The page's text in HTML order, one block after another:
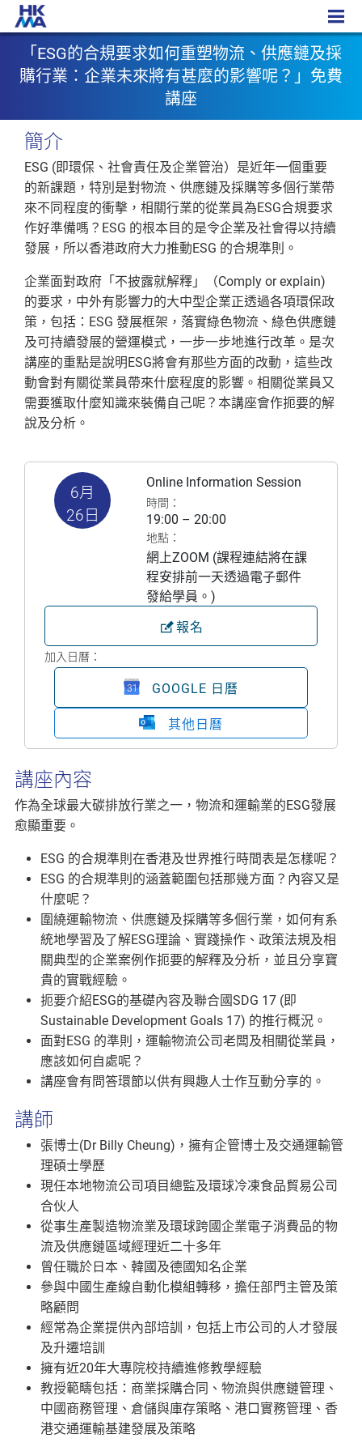
Logistics講座
「ESG的合規要求如何重塑物流、供應鏈及採
購行業：企業未來將有甚麼的影響呢？」免費
講座
簡介
ESG (即環保、社會責任及企業管治）是近年一個重要
的新課題，特別是對物流、供應鏈及採購等多個行業帶
來不同程度的衝擊，相關行業的從業員為ESG合規要求
作好準備嗎？ESG 的根本目的是令企業及社會得以持續
發展，所以香港政府大力推動ESG 的合規準則。
企業面對政府「不披露就解釋」（Comply or explain)
的要求，中外有影響力的大中型企業正透過各項環保政
策，包括：ESG 發展框架，落實綠色物流、綠色供應鏈
及可持續發展的營運模式，一步一步地進行改革。是次
講座的重點是說明ESG將會有那些方面的改動，這些改
動會對有關從業員帶來什麼程度的影響。相關從業員又
需要獲取什麼知識來裝備自己呢？本講座會作扼要的解
說及分析。
6月
26日
Online Information Session
時間：
19:00 – 20:00
地點：
網上ZOOM (課程連結將在課
程安排前一天透過電子郵件
發給學員。)
報名
加入日曆：
GOOGLE 日曆
其他日曆
講座內容
作為全球最大碳排放行業之一，物流和運輸業的ESG發展
愈顯重要。
ESG 的合規準則在香港及世界推行時間表是怎樣呢？
ESG 的合規準則的涵蓋範圍包括那幾方面？內容又是
什麼呢？
圍繞運輸物流、供應鏈及採購等多個行業，如何有系
統地學習及了解ESG理論、實踐操作、政策法規及相
關典型的企業案例作扼要的解釋及分析，並且分享寶
貴的實戰經驗。
扼要介紹ESG的基礎內容及聯合國SDG 17 (即
Sustainable Development Goals 17) 的推行概況。
面對ESG 的準則，運輸物流公司老闆及相關從業員，
應該如何自處呢？
講座會有問答環節以供有興趣人士作互動分享的。
講師
張博士(Dr Billy Cheung)，擁有企管博士及交通運輸管
理碩士學歷
現任本地物流公司項目總監及環球冷凍食品貿易公司
合伙人
從事生產製造物流業及環球跨國企業電子消費品的物
流及供應鏈區域經理近二十多年
曾任職於日本、韓國及德國知名企業
參與中國生產線自動化模組轉移，擔任部門主管及策
略顧問
經常為企業提供內部培訓，包括上市公司的人才發展
及升遷培訓
擁有近20年大專院校持續進修教學經驗
教授範疇包括：商業採購合同、物流與供應鏈管理、
中國商務管理、倉儲與庫存策略、港口實務管理、香
港交通運輸基建發展及策略